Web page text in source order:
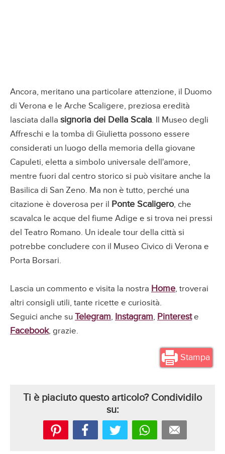
Ancora, meritano una particolare attenzione, il Duomo
di Verona e le Arche Scaligere, preziosa eredità
lasciata dalla signoria dei Della Scala. Il Museo degli
Affreschi e la tomba di Giulietta possono essere
considerati un luogo della memoria della giovane
Capuleti, eletta a simbolo universale dell'amore,
mentre fuori dal centro storico si può visitare anche la
Basilica di San Zeno. Ma non è tutto, perché una
citazione è doverosa per il Ponte Scaligero, che
scavalca le acque del fiume Adige e si trova nei pressi
del Teatro Romano. Un ideale tour della città si
potrebbe concludere con il Museo Civico di Verona e
Porta Borsari.
Lascia un commento e visita la nostra Home, troverai
altri consigli utili, tante ricette e curiosità.
Seguici anche su Telegram, Instagram, Pintereste
Facebook, grazie.
Stampa
Ti è piaciuto questo articolo? Condividilo
su: